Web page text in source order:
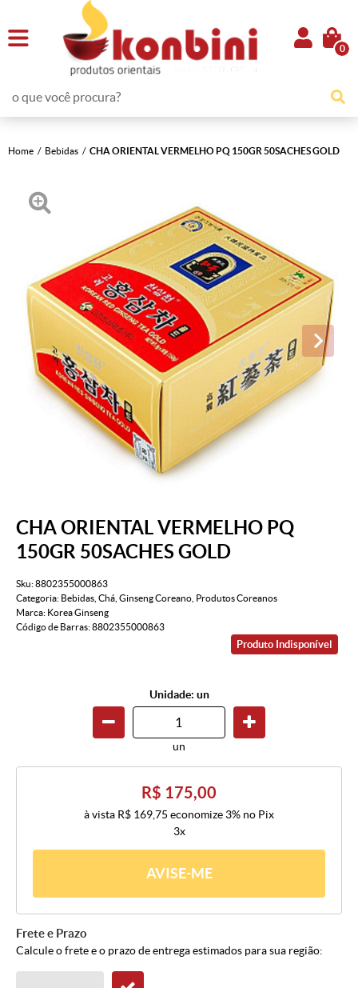
0
Home Bebidas CHA ORIENTAL VERMELHO PQ 150GR 50SACHES GOLD
CHA ORIENTAL VERMELHO PQ
150GR 50SACHES GOLD
Sku:8802355000863
Categoria: Bebidas Chá Ginseng Coreano Produtos Coreanos
Marca: Korea Ginseng
Código de Barras:8802355000863
Produto Indisponível
Unidade: un
un
R$ 175,00
à vista R$ 169,75 economize 3% no Pix
3x
AVISE-ME
Frete e Prazo
Calcule o frete e o prazo de entrega estimados para sua região: